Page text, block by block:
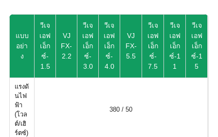
แบบ
อย่า
ง
วีเจ
เอฟ
เอ็ก
ซ์-
1.5
VJ
FX-
2.2
วีเจ
เอฟ
เอ็ก
ซ์-
3.0
วีเจ
เอฟ
เอ็ก
ซ์-
4.0
VJ
FX-
5.5
วีเจ
เอฟ
เอ็ก
ซ์-
7.5
วีเจ
เอฟ
เอ็ก
ซ์-1
1
วีเจ
เอฟ
เอ็ก
ซ์-1
5
แรงดั
นไฟ
ฟ้า
(โวล
ต์/เฮิ
ร์ตซ์)
380 / 50